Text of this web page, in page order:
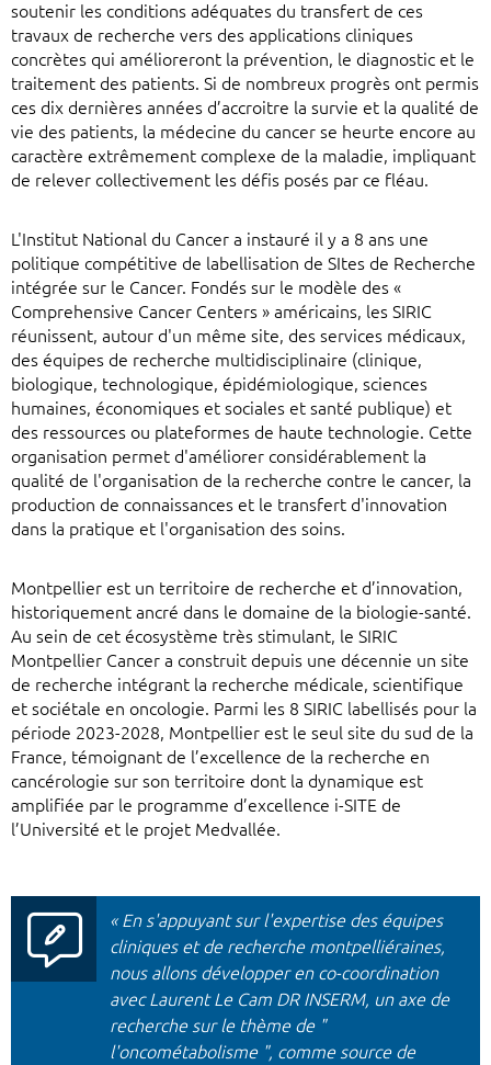
soutenir les conditions adéquates du transfert de ces
travaux de recherche vers des applications cliniques
concrètes qui amélioreront la prévention, le diagnostic et le
traitement des patients. Si de nombreux progrès ont permis
ces dix dernières années d’accroitre la survie et la qualité de
vie des patients, la médecine du cancer se heurte encore au
caractère extrêmement complexe de la maladie, impliquant
de relever collectivement les défis posés par ce fléau.
L'Institut National du Cancer a instauré il y a 8 ans une
politique compétitive de labellisation de SItes de Recherche
intégrée sur le Cancer. Fondés sur le modèle des «
Comprehensive Cancer Centers » américains, les SIRIC
réunissent, autour d'un même site, des services médicaux,
des équipes de recherche multidisciplinaire (clinique,
biologique, technologique, épidémiologique, sciences
humaines, économiques et sociales et santé publique) et
des ressources ou plateformes de haute technologie. Cette
organisation permet d'améliorer considérablement la
qualité de l'organisation de la recherche contre le cancer, la
production de connaissances et le transfert d'innovation
dans la pratique et l'organisation des soins.
Montpellier est un territoire de recherche et d’innovation,
historiquement ancré dans le domaine de la biologie-santé.
Au sein de cet écosystème très stimulant, le SIRIC
Montpellier Cancer a construit depuis une décennie un site
de recherche intégrant la recherche médicale, scientifique
et sociétale en oncologie. Parmi les 8 SIRIC labellisés pour la
période 2023-2028, Montpellier est le seul site du sud de la
France, témoignant de l’excellence de la recherche en
cancérologie sur son territoire dont la dynamique est
amplifiée par le programme d’excellence i-SITE de
l’Université et le projet Medvallée.
« En s'appuyant sur l'expertise des équipes
cliniques et de recherche montpelliéraines,
nous allons développer en co-coordination
avec Laurent Le Cam DR INSERM, un axe de
recherche sur le thème de "
l'oncométabolisme ", comme source de